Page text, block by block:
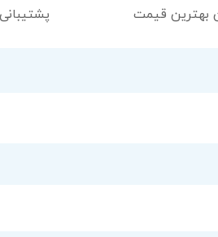
بهترین قیمت پشتیبانی